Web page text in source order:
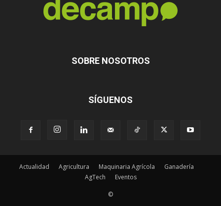
SOBRE NOSOTROS
SÍGUENOS
Actualidad Agricultura Maquinaria Agrícola
Ganadería
AgTech
Eventos
©